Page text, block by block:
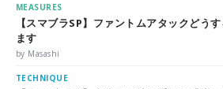
MEASURES
【スマブラSP】ファントムアタックどう
ます
by Masashi
TECHNIQUE